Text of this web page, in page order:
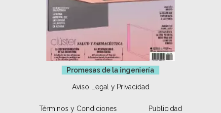
Promesas de la ingeniería
Aviso Legal y Privacidad
Términos y Condiciones Publicidad